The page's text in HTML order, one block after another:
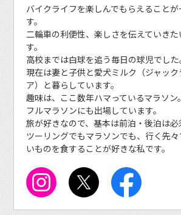
バイクライフを楽しんでもらえること
す。
二輪車の利便性、楽しさを伝えていきた
す。
高校までは白球を追う毎日の球児でした
現在は妻と子供と愛犬ミルク（ジャック
ア）と暮らしています。
趣味は、ここ数年ハマっているマラソン。
フルマラソンにも出場しています。
旅が好きなので、基本は前泊・後泊は必
ツーリングでもマラソンでも、行く先
いものを食することが好きな私です。